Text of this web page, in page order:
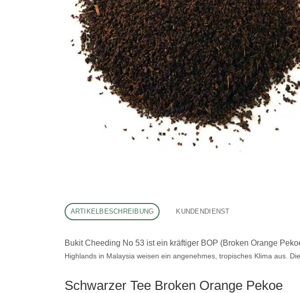
ARTIKELBESCHREIBUNG KUNDENDIENST
Bukit Cheeding No 53 ist ein kräftiger BOP (Broken Orange
Highlands in Malaysia weisen ein angenehmes, tropisches Klima aus.
Schwarzer Tee Broken Orange Pekoe